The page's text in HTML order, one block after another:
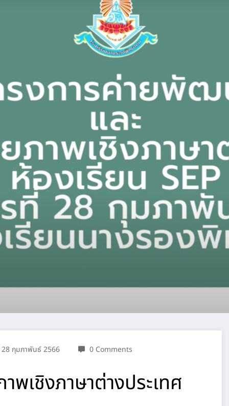
28 กุมภาพันธ์ 2566 0 Comments
เชิงภาษาต่างประเทศ